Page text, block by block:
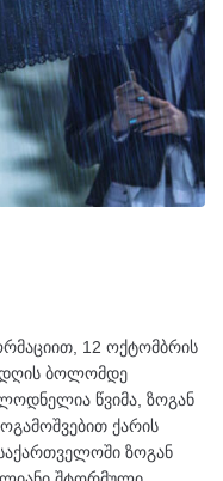
12 ოქტომბრის
დღის ბოლომდე
წვიმა, ზოგან
ქარის
ზოგან